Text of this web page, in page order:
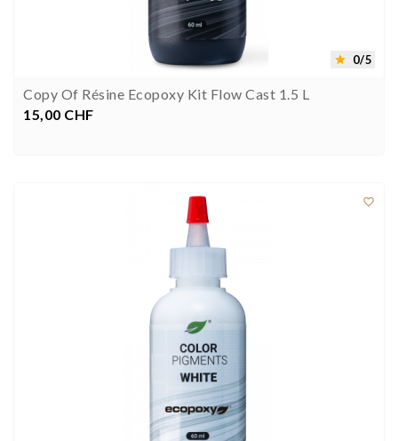
 0/5
Copy Of Résine Ecopoxy Kit Flow Cast 1.5 L
Preis
15,00 CHF
